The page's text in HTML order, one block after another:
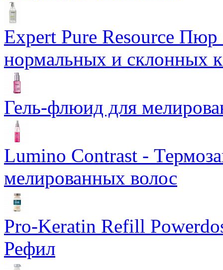
Expert Pure Resource
нормальных и склонных
Гель-флюид для
Lumino Contrast -
мелированных волос
Pro-Keratin Refill
Рефил